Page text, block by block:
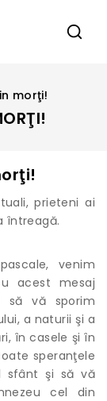
morţi!
prieteni ai
întreagă.
venim
acest mesaj
vă sporim
a naturii şi a
în casele şi în
speranţele
sfânt şi să vă
cel din